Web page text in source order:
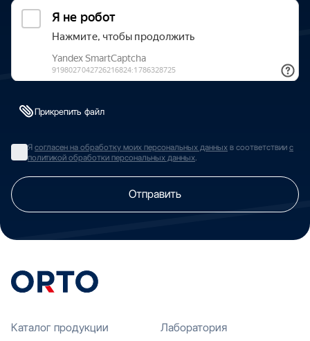
Прикрепить файл
Я согласен на обработку моих персональных данных в соответствии с
политикой обработки персональных данных.
Отправить
Каталог продукции Лаборатория